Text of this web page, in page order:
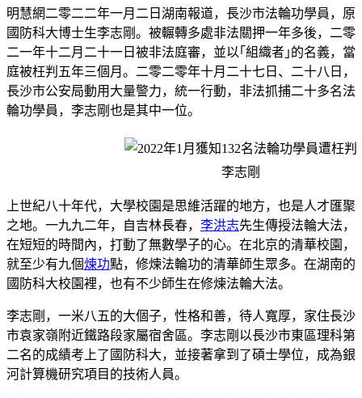
明慧網二零二二年一月二日湖南報道，長沙市法輪功學員，原
國防科大博士生李志剛。被輾轉多處非法關押一年多後，二零
二一年十二月二十一日被非法庭審，並以｢組織者｣的名義，當
庭被枉判五年三個月。二零二零年十月二十七日、二十八日，
長沙市公安局動用大量警力，統一行動，非法抓捕二十多名法
輪功學員，李志剛也是其中一位。
李志剛
上世紀八十年代，大學校園是思維活躍的地方，也是人才匯聚
之地。一九九二年，自吉林長春， 李洪志先生傳授法輪大法，
在短短的時間內，打動了無數學子的心。在北京的清華校園，
就至少有九個煉功點，修煉法輪功的清華師生眾多。在湖南的
國防科大校園裡，也有不少師生在修煉法輪大法。
李志剛，一米八五的大個子，性格和善，待人寬厚，家住長沙
市袁家嶺附近鐵路段家屬宿舍區。李志剛以長沙市東區理科第
二名的成績考上了國防科大，並接著拿到了碩士學位，成為銀
河計算機研究項目的技術人員。